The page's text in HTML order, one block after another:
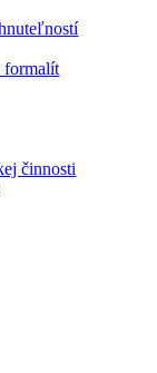
formalít
činnosti